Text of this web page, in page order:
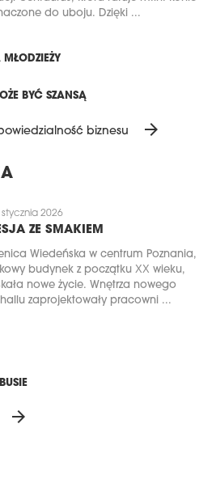
do uboju. Dzięki ...
BYĆ SZANSĄ
biznesu arrow_forward
stycznia 2026
ZE SMAKIEM
Wiedeńska w centrum Poznania,
budynek z początku XX wieku,
nowe życie. Wnętrza nowego
zaprojektowały pracowni ...
arrow_forward